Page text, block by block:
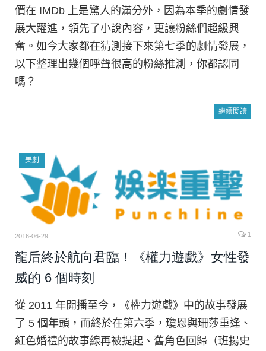
價在 IMDb 上是驚人的滿分外，因為本季的劇情發
展大躍進，領先了小說內容，更讓粉絲們超級興
奮。如今大家都在猜測接下來第七季的劇情發展，
以下整理出幾個呼聲很高的粉絲推測，你都認同
嗎？
繼續閱讀
美劇
2016-06-29 1
龍后終於航向君臨！《權力遊戲》女性發
威的 6 個時刻
從 2011 年開播至今，《權力遊戲》中的故事發展
了 5 個年頭，而終於在第六季，瓊恩與珊莎重逢、
紅色婚禮的故事線再被提起、舊角色回歸（班揚史